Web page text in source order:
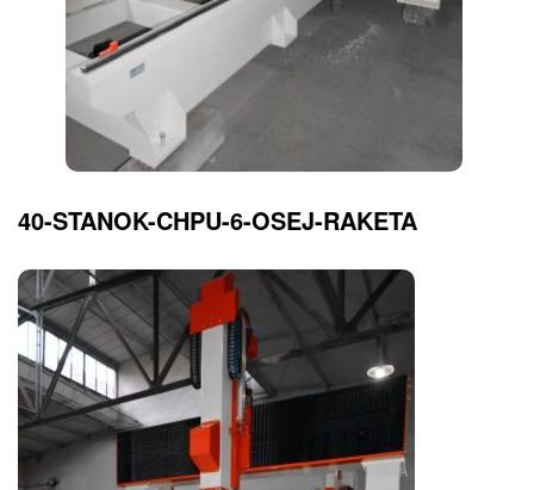
40-STANOK-CHPU-6-OSEJ-RAKETA